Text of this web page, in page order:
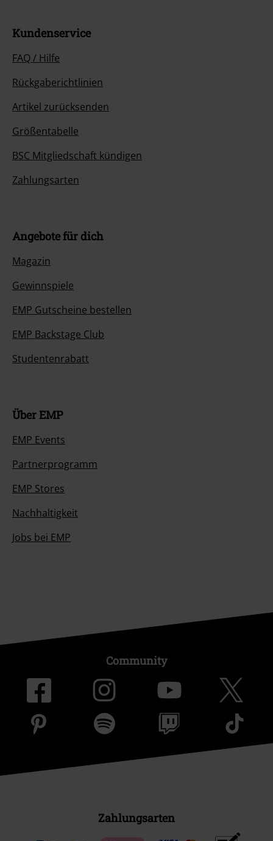
Kundenservice
FAQ / Hilfe
Rückgaberichtlinien
Artikel zurücksenden
Größentabelle
BSC Mitgliedschaft kündigen
Zahlungsarten
Angebote für dich
Magazin
Gewinnspiele
EMP Gutscheine bestellen
EMP Backstage Club
Studentenrabatt
Über EMP
EMP Events
Partnerprogramm
EMP Stores
Nachhaltigkeit
Jobs bei EMP
Community
Zahlungsarten